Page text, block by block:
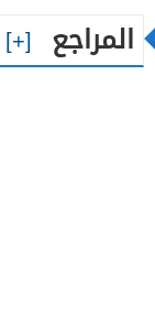
المراجع